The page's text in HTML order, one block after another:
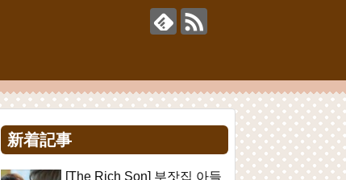
新着記事
[The Rich Son] 부잣집 아들